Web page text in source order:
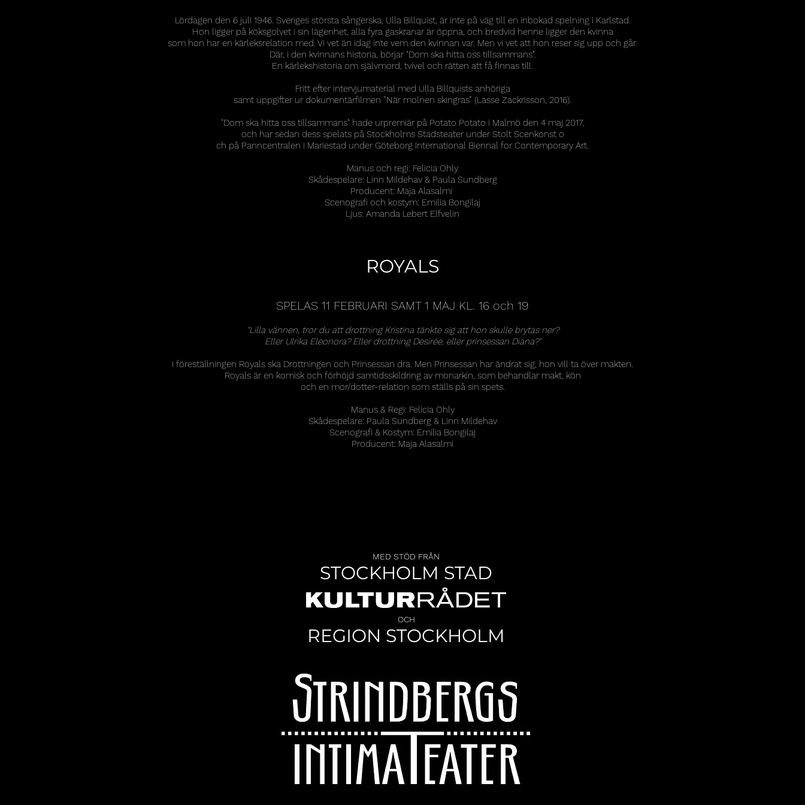
Lördagen den 6 juli 1946. Sveriges största sångerska, Ulla Billquist, är inte på väg till en inbokad spelning i Karlstad.
Hon ligger på köksgolvet i sin lägenhet, alla fyra gaskranar är öppna, och bredvid henne ligger den kvinna
som hon har en kärleksrelation med. Vi vet än idag inte vem den kvinnan var. Men vi vet att hon reser sig upp och går.
Där, i den kvinnans historia, börjar "Dom ska hitta oss tillsammans".
En kärlekshistoria om självmord, tvivel och rätten att få finnas till.
Fritt efter intervjumaterial med Ulla Billquists anhöriga
samt uppgifter ur dokumentärfilmen ”När molnen skingras” (Lasse Zackrisson, 2016).
"Dom ska hitta oss tillsammans" hade urpremiär på Potato Potato i Malmö den 4 maj 2017,
och har sedan dess spelats på Stockholms Stadsteater under Stolt Scenkonst o
ch på Panncentralen i Mariestad under Göteborg International Biennal for Contemporary Art.
Manus och regi: Felicia Ohly
Skådespelare: Linn Mildehav & Paula Sundberg
Producent: Maja Alasalmi
Scenografi och kostym: Emilia Bongilaj
Ljus: Amanda Lebert Elfvelin
ROYALS
SPELAS 11 FEBRUARI SAMT 1 MAJ KL. 16 och 19
"Lilla vännen, tror du att drottning Kristina tänkte sig att hon skulle brytas ner?
Eller Ulrika Eleonora? Eller drottning Desirée, eller prinsessan Diana?"
I föreställningen Royals ska Drottningen och Prinsessan dra. Men Prinsessan har ändrat sig, hon vill ta över makten.
Royals är en komisk och förhöjd samtidsskildring av monarkin, som behandlar makt, kön
och en mor/dotter-relation som ställs på sin spets.
Manus & Regi: Felicia Ohly
Skådespelare: Paula Sundberg & Linn Mildehav
Scenografi & Kostym: Emilia Bongilaj
Producent: Maja Alasalmi
MED STÖD FRÅN
STOCKHOLM STAD
OCH
REGION STOCKHOLM